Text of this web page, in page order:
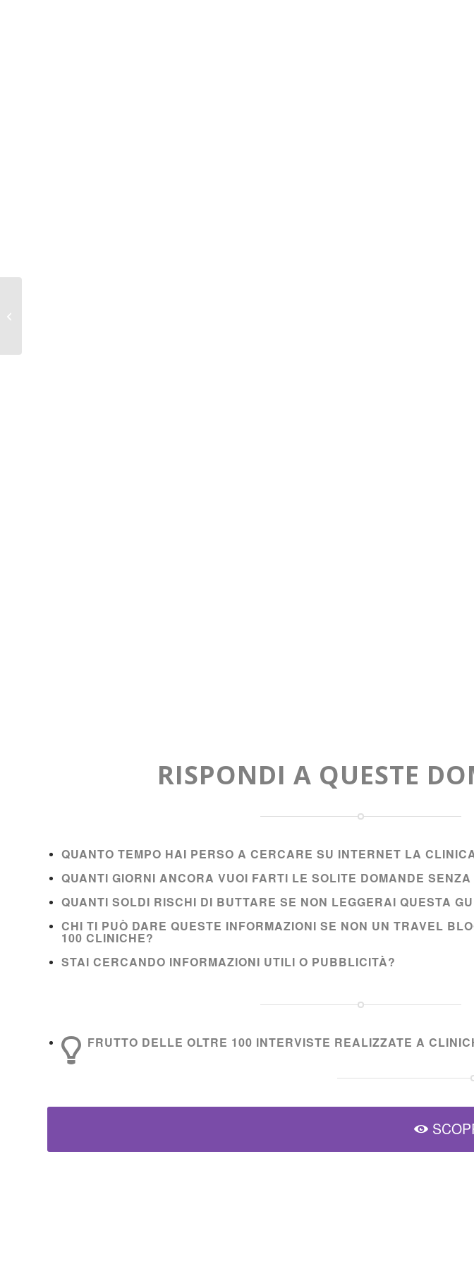
RISPONDI A QUESTE
QUANTO TEMPO HAI PERSO A CERCARE SU INTERNET LA
QUANTI GIORNI ANCORA VUOI FARTI LE SOLITE DOMANDE
QUANTI SOLDI RISCHI DI BUTTARE SE NON LEGGERAI QUESTA
CHI TI PUÒ DARE QUESTE INFORMAZIONI SE NON UN TRAVEL
100 CLINICHE?
STAI CERCANDO INFORMAZIONI UTILI O PUBBLICITÀ?
FRUTTO DELLE OLTRE 100 INTERVISTE REALIZZATE A